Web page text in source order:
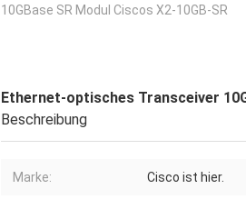
10GBase SR Modul Ciscos X2-10GB-SR
Ethernet-optisches Transceiver
Beschreibung
Marke: Cisco ist hier.